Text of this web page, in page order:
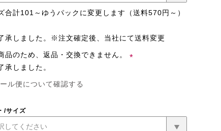
合計101～ゆうパックに変更します（送料570円～）
承しました。※注文確定後、当社にて送料変更
品のため、返品・交換できません。
承しました。
ール便について確認する
サイズ